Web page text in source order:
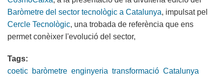
la
Dona
Enginyera
Baròmetre del sector tecnològic a Catalunya, impulsat pel
Cercle Tecnològic, una trobada de referència que ens
permet conèixer l'evolució del sector,
Tags:
coetic baròmetre enginyeria transformació Catalunya